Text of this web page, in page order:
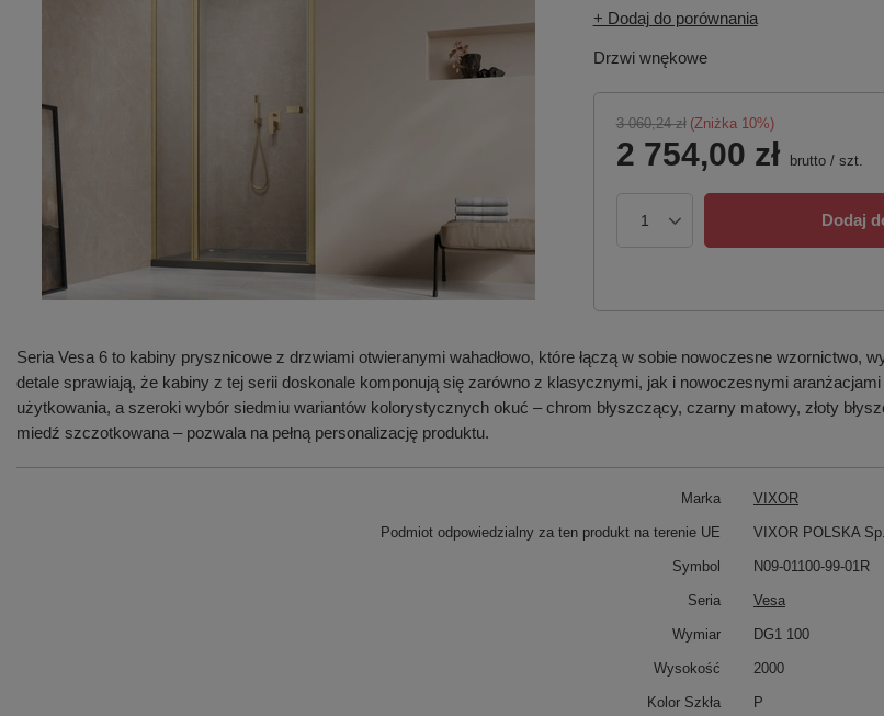
+ Dodaj do porównania
Drzwi wnękowe
3 060,24 zł (Zniżka 10%)
2 754,00 zł brutto/ szt.
Dodaj
Seria Vesa 6 to kabiny prysznicowe z drzwiami otwieranymi wahadłowo, które łączą w sobie nowoczesne wzornictwo,
detale sprawiają, że kabiny z tej serii doskonale komponują się zarówno z klasycznymi, jak i nowoczesnymi
użytkowania, a szeroki wybór siedmiu wariantów kolorystycznych okuć – chrom błyszczący, czarny matowy, złoty
miedź szczotkowana – pozwala na pełną personalizację produktu.
Marka VIXOR
Podmiot odpowiedzialny za ten produkt na terenie UE VIXOR POLSKA
Symbol N09-01100-99-01R
Seria Vesa
Wymiar DG1 100
Wysokość 2000
Kolor Szkła P